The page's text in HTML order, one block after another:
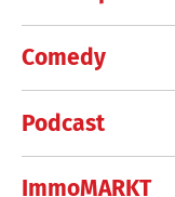
Comedy
Podcast
ImmoMARKT